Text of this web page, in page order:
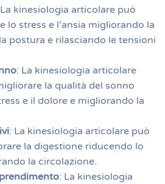
kinesiologia articolare può
lo stress e l’ansia migliorando la
postura e rilasciando le tensioni
: La kinesiologia articolare
la qualità del sonno
e il dolore e migliorando la
: La kinesiologia articolare può
la digestione riducendo lo
la circolazione.
: La kinesiologia